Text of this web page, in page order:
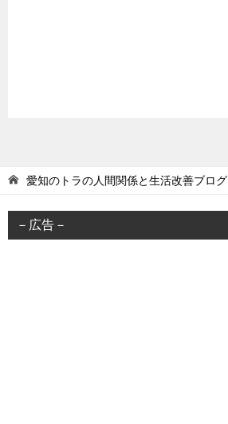
愛知のトラの人間関係と生活改善ブログ
－広告－